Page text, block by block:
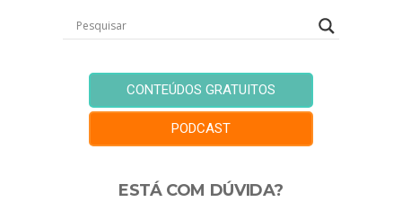
CONTEÚDOS GRATUITOS
PODCAST
ESTÁ COM DÚVIDA?